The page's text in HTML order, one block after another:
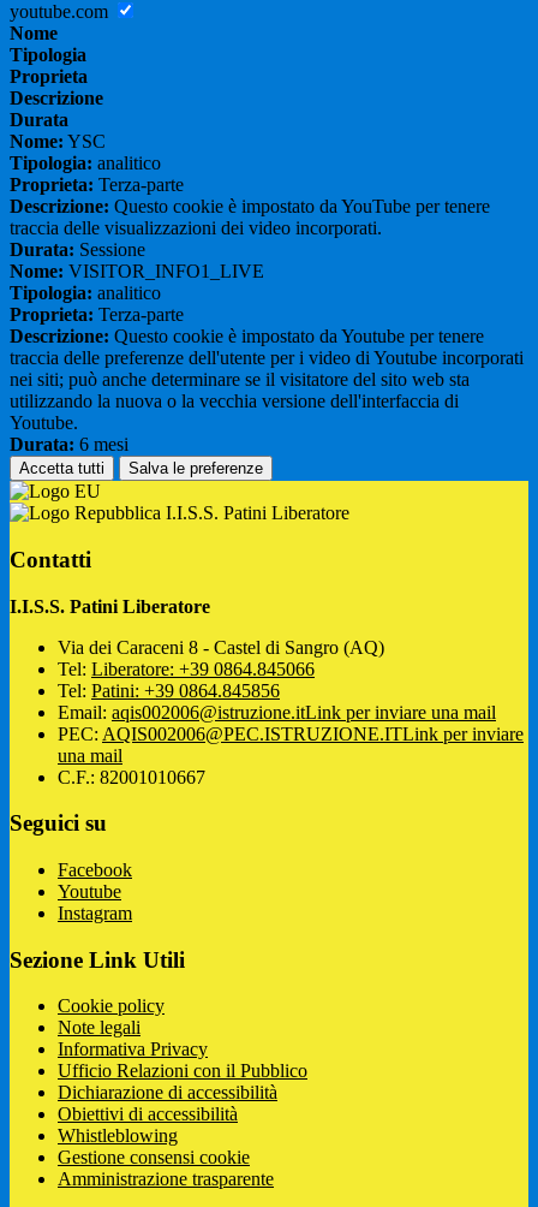
youtube.com
Nome
Tipologia
Proprieta
Descrizione
Durata
Nome: YSC
Tipologia: analitico
Proprieta: Terza-parte
Descrizione: Questo cookie è impostato da YouTube per tenere
traccia delle visualizzazioni dei video incorporati.
Durata: Sessione
Nome: VISITOR_INFO1_LIVE
Tipologia: analitico
Proprieta: Terza-parte
Descrizione: Questo cookie è impostato da Youtube per tenere
traccia delle preferenze dell'utente per i video di Youtube incorporati
nei siti; può anche determinare se il visitatore del sito web sta
utilizzando la nuova o la vecchia versione dell'interfaccia di
Youtube.
Durata: 6 mesi
Accetta tutti Salva le preferenze
I.I.S.S. Patini Liberatore
Contatti
I.I.S.S. Patini Liberatore
Via dei Caraceni 8 - Castel di Sangro (AQ)
Tel: Liberatore: +39 0864.845066
Tel: Patini: +39 0864.845856
Email: aqis002006@istruzione.itLink per inviare una mail
PEC: AQIS002006@PEC.ISTRUZIONE.ITLink per inviare
una mail
C.F.: 82001010667
Seguici su
Facebook
Youtube
Instagram
Sezione Link Utili
Cookie policy
Note legali
Informativa Privacy
Ufficio Relazioni con il Pubblico
Dichiarazione di accessibilità
Obiettivi di accessibilità
Whistleblowing
Gestione consensi cookie
Amministrazione trasparente